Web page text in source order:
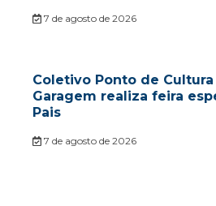
7 de agosto de 2026
Coletivo Ponto de
Garagem realiza feira
Pais
7 de agosto de 2026